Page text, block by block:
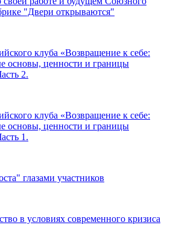
"Двери открываются"
клуба «Возвращение к себе:
основы, ценности и границы
2.
клуба «Возвращение к себе:
основы, ценности и границы
1.
глазами участников
в условиях современного кризиса